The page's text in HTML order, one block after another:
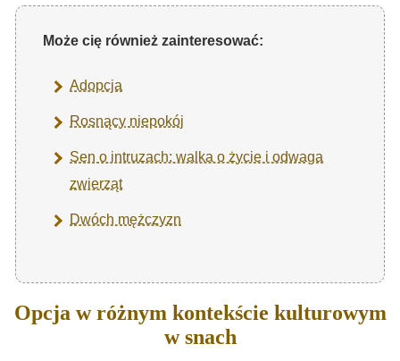
Może cię również zainteresować:
Adopcja
Rosnący niepokój
Sen o intruzach: walka o życie i odwaga
zwierząt
Dwóch mężczyzn
Opcja w różnym kontekście kulturowym
w snach